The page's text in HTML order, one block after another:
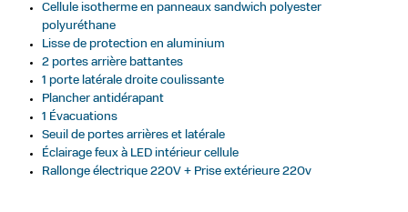
Cellule isotherme en panneaux sandwich polyester
polyuréthane
Lisse de protection en aluminium
2 portes arrière battantes
1 porte latérale droite coulissante
Plancher antidérapant
1 Évacuations
Seuil de portes arrières et latérale
Éclairage feux à LED intérieur cellule
Rallonge électrique 220V + Prise extérieure 220v